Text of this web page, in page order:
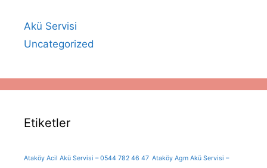
Akü Servisi
Uncategorized
Etiketler
Ataköy Acil Akü Servisi – 0544 782 46 47 Ataköy Agm Akü Servisi –